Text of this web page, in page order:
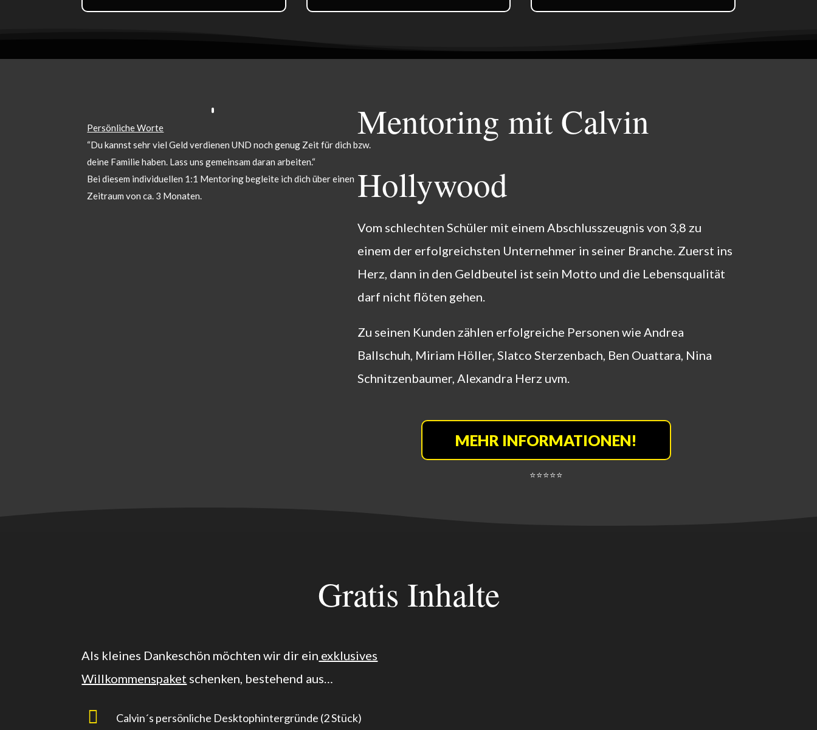
Persönliche Worte
“Du kannst sehr viel Geld verdienen UND noch genug Zeit für dich bzw.
deine Familie haben. Lass uns gemeinsam daran arbeiten.“
Bei diesem individuellen 1:1 Mentoring begleite ich dich über einen
Zeitraum von ca. 3 Monaten.
Mentoring mit Calvin
Hollywood
Vom schlechten Schüler mit einem Abschlusszeugnis von 3,8 zu
einem der erfolgreichsten Unternehmer in seiner Branche. Zuerst ins
Herz, dann in den Geldbeutel ist sein Motto und die Lebensqualität
darf nicht flöten gehen.
Zu seinen Kunden zählen erfolgreiche Personen wie Andrea
Ballschuh, Miriam Höller, Slatco Sterzenbach, Ben Ouattara, Nina
Schnitzenbaumer, Alexandra Herz uvm.
MEHR INFORMATIONEN!
⭐️⭐️⭐️⭐️⭐️
Gratis Inhalte
Als kleines Dankeschön möchten wir dir ein exklusives
Willkommenspaket schenken, bestehend aus…
 Calvin´s persönliche Desktophintergründe (2 Stück)